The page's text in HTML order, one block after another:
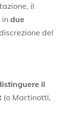
il
in due
del
il
(o Martinotti,